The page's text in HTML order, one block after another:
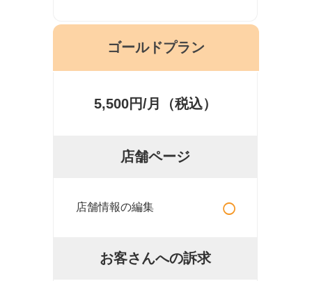
ゴールドプラン
5,500円/月（税込）
店舗ページ
店舗情報の編集 ○
お客さんへの訴求